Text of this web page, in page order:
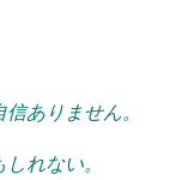
ありません。
れない。